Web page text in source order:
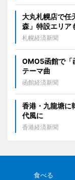
大丸札幌店で
森」特設エリア
札幌経済新聞
OMO5函館で
テーマ曲
函館経済新聞
香港・九龍塘
代風に
香港経済新聞
食べる